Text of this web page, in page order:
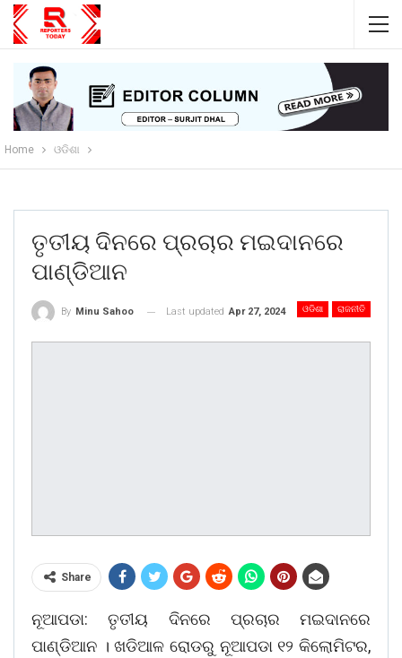
Home ଓଡିଶା
ତୃତୀୟ ଦିନରେ ପ୍ରଚାର ମଇଦାନରେ
ପାଣ୍ଡିଆନ
ଓଡିଶା ରାଜନୀତି
By Minu Sahoo Last updated Apr 27, 2024
Share
ନୂଆପଡା: ତୃତୀୟ ଦିନରେ ପ୍ରଚାର ମଇଦାନରେ
ପାଣ୍ଡିଆନ । ଖଡିଆଳ ରୋଡରୁ ନୂଆପଡା ୧୨ କିଲୋମିଟର,